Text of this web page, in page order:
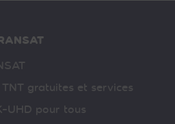
TNT gratuites et services
UHD pour tous